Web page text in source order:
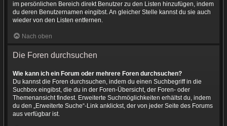
im persönlichen Bereich direkt Benutzer zu den Listen hinzufügen, indem
du deren Benutzernamen eingibst. An gleicher Stelle kannst du sie auch
wieder von den Listen entfernen.
Nach oben
Die Foren durchsuchen
Wie kann ich ein Forum oder mehrere Foren durchsuchen?
Du kannst die Foren durchsuchen, indem du einen Suchbegriff in die
Suchbox eingibst, die du in der Foren-Übersicht, der Foren- oder
Themenansicht findest. Erweiterte Suchmöglichkeiten erhältst du, indem
du den „Erweiterte Suche“-Link anklickst, der von jeder Seite des Forums
aus verfügbar ist.